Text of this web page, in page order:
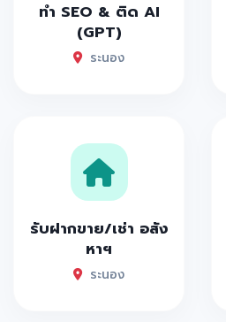
ทำ SEO & ติด AI
(GPT)
ระนอง
รับฝากขาย/เช่า อสัง
หาฯ
ระนอง